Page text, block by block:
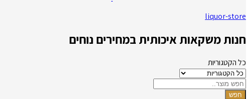
liquor-store
חנות משקאות איכותית במחירים נוחים
כל הקטגוריות
חפש